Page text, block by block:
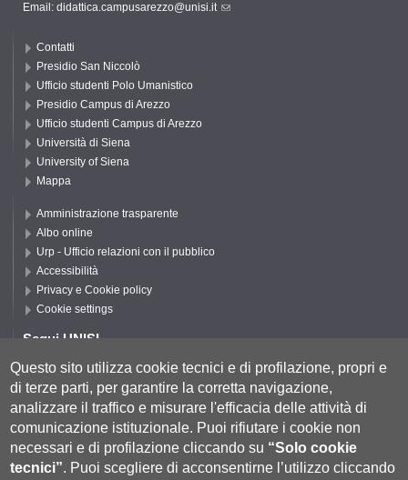
Email: didattica.campusarezzo@unisi.it
Contatti
Presidio San Niccolò
Ufficio studenti Polo Umanistico
Presidio Campus di Arezzo
Ufficio studenti Campus di Arezzo
Università di Siena
University of Siena
Mappa
Amministrazione trasparente
Albo online
Urp - Ufficio relazioni con il pubblico
Accessibilità
Privacy e Cookie policy
Cookie settings
Segui UNISI
Segui DFCLAM
Questo sito utilizza cookie tecnici e di profilazione, propri e
di terze parti, per garantire la corretta navigazione,
analizzare il traffico e misurare l'efficacia delle attività di
comunicazione istituzionale. Puoi rifiutare i cookie non
necessari e di profilazione cliccando su “Solo cookie
tecnici”. Puoi scegliere di acconsentirne l’utilizzo cliccando